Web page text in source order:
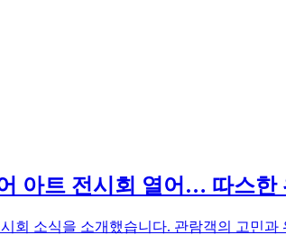
아트 전시회 열어… 따스한
회 소식을 소개했습니다. 관람객의 고민